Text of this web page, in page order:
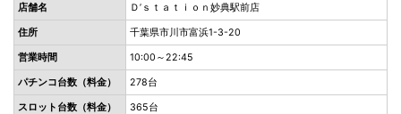
店舗名 Ｄ’ｓｔａｔｉｏｎ妙典駅前店
住所 千葉県市川市富浜1-3-20
営業時間 10:00～22:45
パチンコ台数（料金） 278台
スロット台数（料金） 365台